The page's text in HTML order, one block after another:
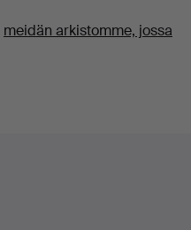
meidän arkistomme, jossa